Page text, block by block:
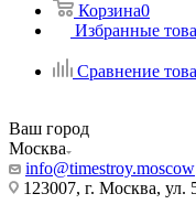
Корзина0
Избранные
Сравнение
Ваш город
Москва
info@timestroy.moscow
123007, г. Москва, ул.